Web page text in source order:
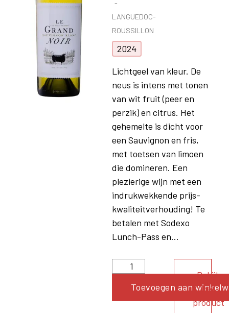
LANGUEDOC-
ROUSSILLON
2024
Lichtgeel van kleur. De
neus is intens met tonen
van wit fruit (peer en
perzik) en citrus. Het
gehemelte is dicht voor
een Sauvignon en fris,
met toetsen van limoen
die domineren. Een
plezierige wijn met een
indrukwekkende prijs-
kwaliteitverhouding! Te
betalen met Sodexo
Lunch-Pass en...
Toevoegen aan
Bekijk
het
product